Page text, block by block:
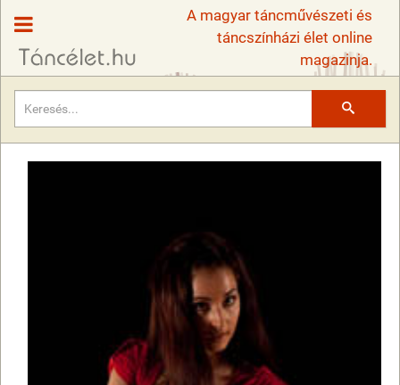
A magyar táncművészeti és
táncszínházi élet online
magazinja.